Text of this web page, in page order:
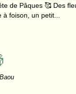
de Pâques 🥰 Des
foison, un petit...